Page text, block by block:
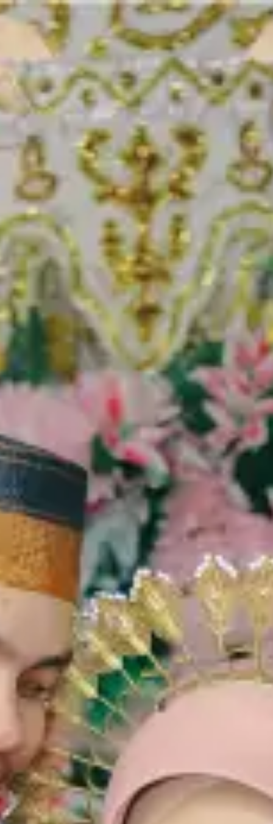
The Wedding Of
Latifah & Reski
Kami berharap Anda menjadi bagian dari hari istimewa kami!
0
Hari
0
Jam
0
Menit
0
Detik
Senin, 24 Februari 2025
Save The Date
Tanpa mengurangi rasa hormat. Kami mengundang
Bapak/Ibu/Saudara/i serta Kerabat sekalian untuk menghadiri acara
pernikahan kami:
Siti Latifah Aprilla, S.Pd
Putri Pertama Bapak H. Musafir & Ibu Hj. Rosmiati